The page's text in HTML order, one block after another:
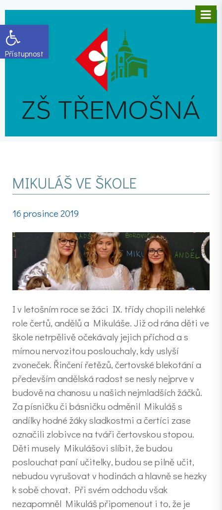
Open toolbar
MIKULÁŠ VE ŠKOLE
16 prosince 2019
I v letošním roce se žáci IX. třídy chopili nelehké
role čertů, andělů a Mikuláše. Již od rána děti ve
škole netrpělivě očekávaly jejich příchod a s
mírnou nervozitou poslouchaly, kdy uslyší
zvoneček. Řinčení řetězů, čertovské blekotání a
především andělská radost se nesly nejprve v
budově na chanosu u našich nejmladších žáčků.
Za písničku či básničku odměnil Mikuláš s
andílky hodné žáky sladkostmi a čertíci zase
označili zlobivce na tváři čertovskou stopou.
Děti musely Mikulášovi slíbit, že budou
poslouchat paní učitelky, budou se pilně učit,
nebudou vyrušovat v hodinách a hlavně se hezky
k sobě chovat. Při svém odchodu však
nezapomněl Mikuláš připomenout i to, že je